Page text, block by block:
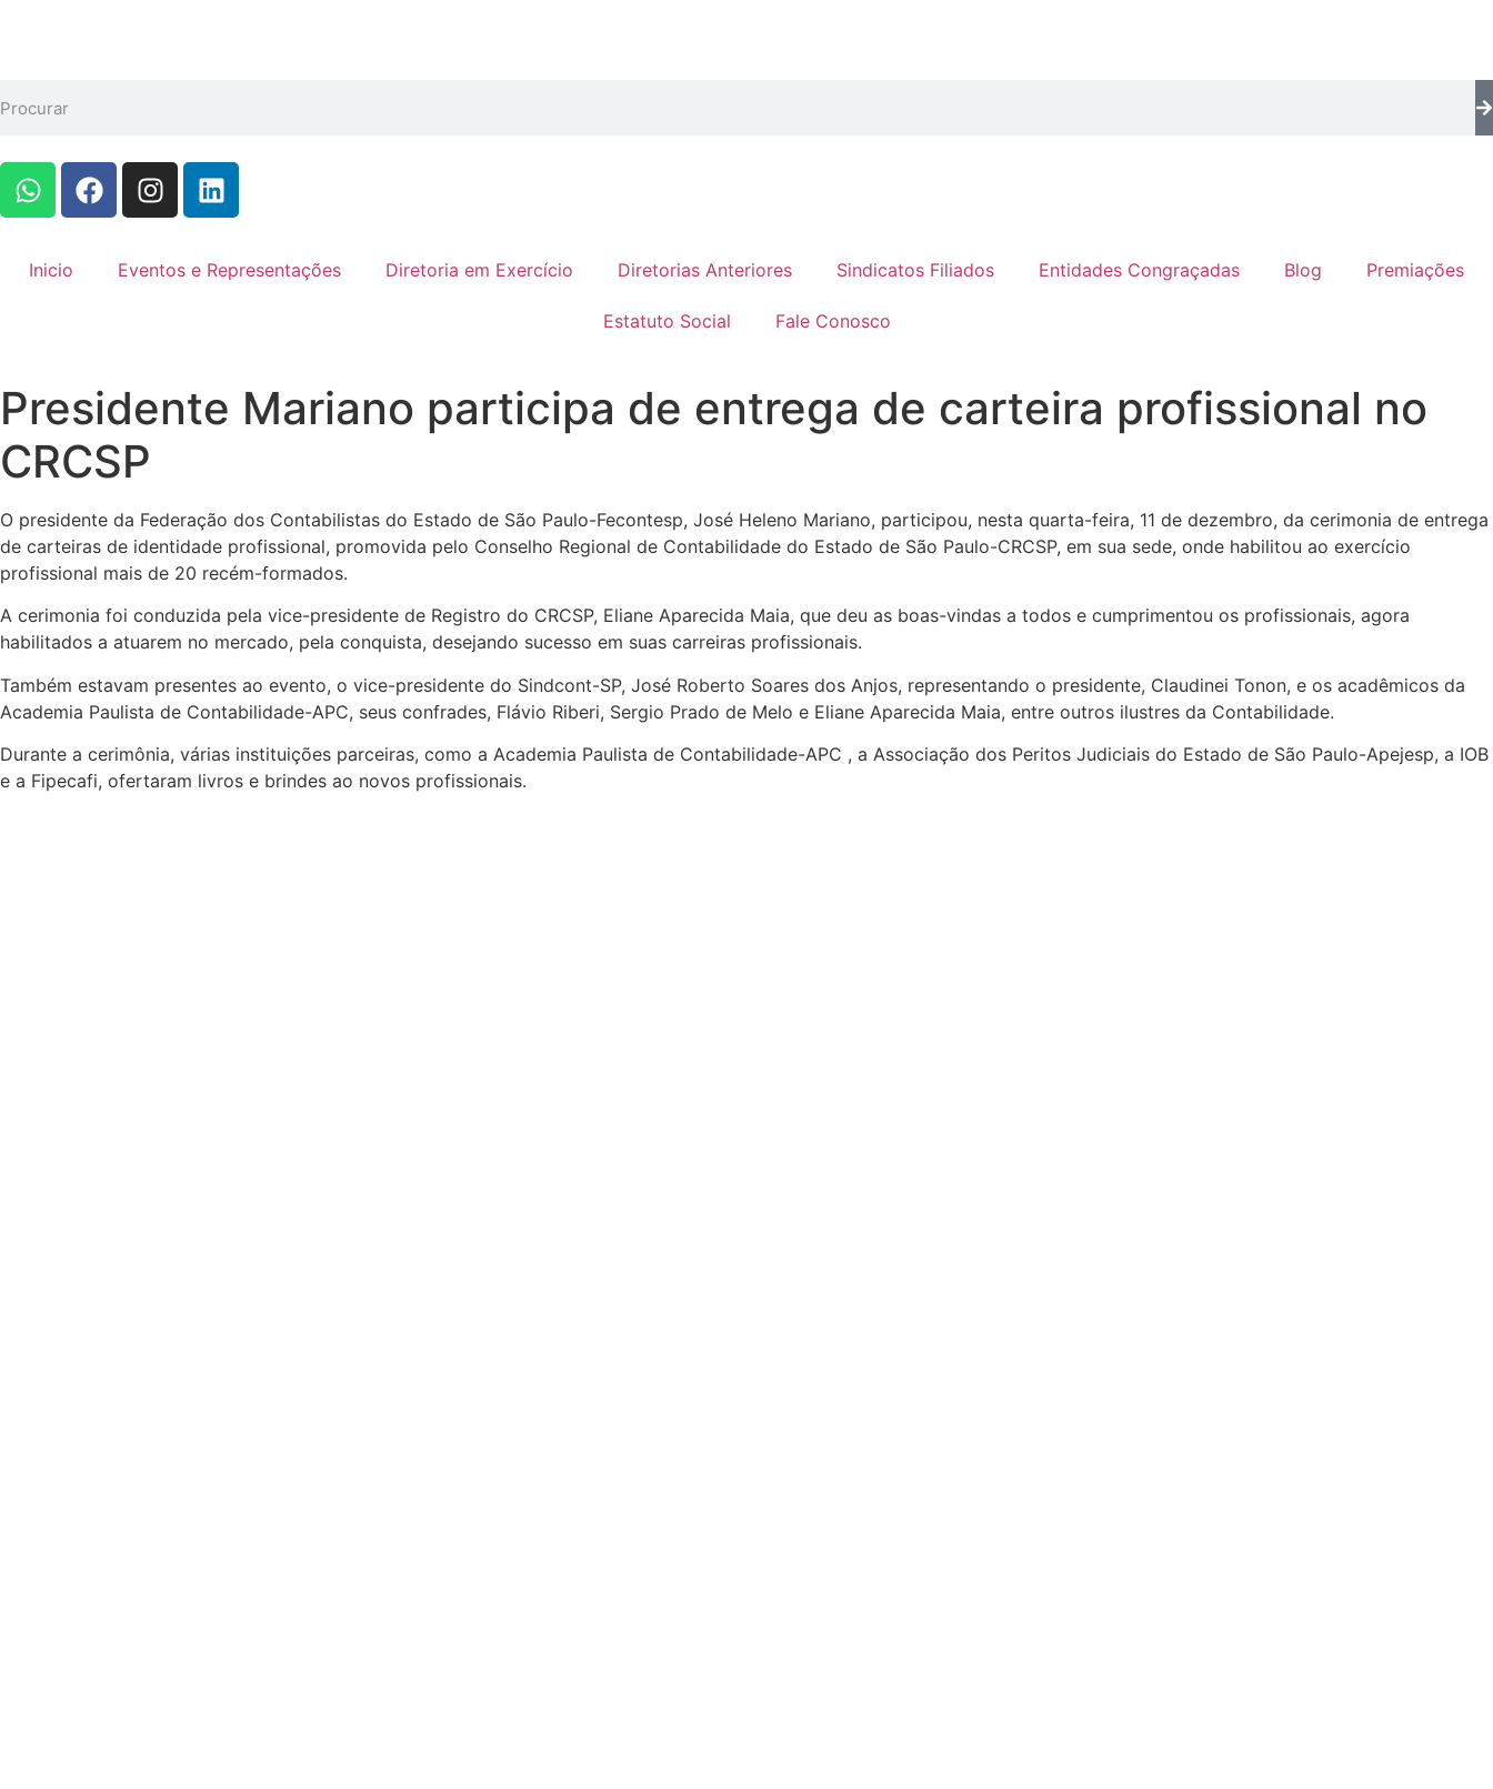
Inicio Eventos e Representações Diretoria em Exercício Diretorias Anteriores Sindicatos Filiados Entidades Congraçadas Blog Premiações
Estatuto Social Fale Conosco
Presidente Mariano participa de entrega de carteira profissional no
CRCSP
O presidente da Federação dos Contabilistas do Estado de São Paulo-Fecontesp, José Heleno Mariano, participou, nesta quarta-feira, 11 de dezembro, da cerimonia de entrega
de carteiras de identidade profissional, promovida pelo Conselho Regional de Contabilidade do Estado de São Paulo-CRCSP, em sua sede, onde habilitou ao exercício
profissional mais de 20 recém-formados.
A cerimonia foi conduzida pela vice-presidente de Registro do CRCSP, Eliane Aparecida Maia, que deu as boas-vindas a todos e cumprimentou os profissionais, agora
habilitados a atuarem no mercado, pela conquista, desejando sucesso em suas carreiras profissionais.
Também estavam presentes ao evento, o vice-presidente do Sindcont-SP, José Roberto Soares dos Anjos, representando o presidente, Claudinei Tonon, e os acadêmicos da
Academia Paulista de Contabilidade-APC, seus confrades, Flávio Riberi, Sergio Prado de Melo e Eliane Aparecida Maia, entre outros ilustres da Contabilidade.
Durante a cerimônia, várias instituições parceiras, como a Academia Paulista de Contabilidade-APC , a Associação dos Peritos Judiciais do Estado de São Paulo-Apejesp, a IOB
e a Fipecafi, ofertaram livros e brindes ao novos profissionais.